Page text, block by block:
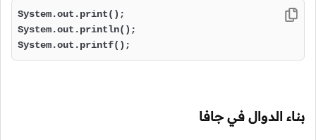
System.out.print();
System.out.println();
System.out.printf();
بناء الدوال في جافا